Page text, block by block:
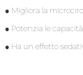
● Migliora la
● Potenzia le
● Ha un effetto